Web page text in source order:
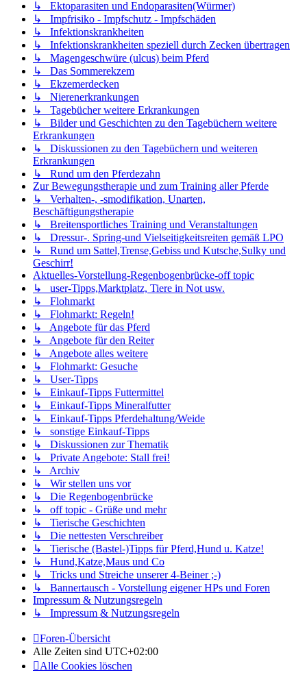
↳ Ektoparasiten und Endoparasiten(Würmer)
↳ Impfrisiko - Impfschutz - Impfschäden
↳ Infektionskrankheiten
↳ Infektionskrankheiten speziell durch Zecken übertragen
↳ Magengeschwüre (ulcus) beim Pferd
↳ Das Sommerekzem
↳ Ekzemerdecken
↳ Nierenerkrankungen
↳ Tagebücher weitere Erkrankungen
↳ Bilder und Geschichten zu den Tagebüchern weitere
Erkrankungen
↳ Diskussionen zu den Tagebüchern und weiteren
Erkrankungen
↳ Rund um den Pferdezahn
Zur Bewegungstherapie und zum Training aller Pferde
↳ Verhalten-, -smodifikation, Unarten,
Beschäftigungstherapie
↳ Breitensportliches Training und Veranstaltungen
↳ Dressur-. Spring-und Vielseitigkeitsreiten gemäß LPO
↳ Rund um Sattel,Trense,Gebiss und Kutsche,Sulky und
Geschirr!
Aktuelles-Vorstellung-Regenbogenbrücke-off topic
↳ user-Tipps,Marktplatz, Tiere in Not usw.
↳ Flohmarkt
↳ Flohmarkt: Regeln!
↳ Angebote für das Pferd
↳ Angebote für den Reiter
↳ Angebote alles weitere
↳ Flohmarkt: Gesuche
↳ User-Tipps
↳ Einkauf-Tipps Futtermittel
↳ Einkauf-Tipps Mineralfutter
↳ Einkauf-Tipps Pferdehaltung/Weide
↳ sonstige Einkauf-Tipps
↳ Diskussionen zur Thematik
↳ Private Angebote: Stall frei!
↳ Archiv
↳ Wir stellen uns vor
↳ Die Regenbogenbrücke
↳ off topic - Grüße und mehr
↳ Tierische Geschichten
↳ Die nettesten Verschreiber
↳ Tierische (Bastel-)Tipps für Pferd,Hund u. Katze!
↳ Hund,Katze,Maus und Co
↳ Tricks und Streiche unserer 4-Beiner ;-)
↳ Bannertausch - Vorstellung eigener HPs und Foren
Impressum & Nutzungsregeln
↳ Impressum & Nutzungsregeln
Foren-Übersicht
Alle Zeiten sind UTC+02:00
Alle Cookies löschen